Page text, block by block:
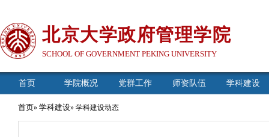
北京大学政府管理学院
SCHOOL OF GOVERNMENT PEKING UNIVERSITY
首页 学院概况 党群工作 师资队伍 学科建设
首页» 学科建设» 学科建设动态